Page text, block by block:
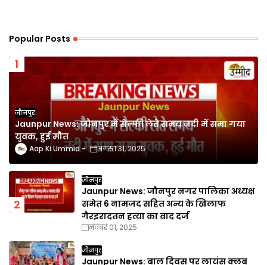
Popular Posts
जौनपुर
Jaunpur News: जौनपुर में सेल्फी लेते समय नदी में समा गया
युवक, हुई मौत
Aap Ki Ummid अगस्त 31, 2025
जौनपुर
Jaunpur News: जौनपुर नगर पालिका अध्यक्ष
समेत 6 नामजद सहित अन्य के खिलाफ
गैरइरादतन हत्या का वाद दर्ज
नवंबर 01, 2025
जौनपुर
Jaunpur News: बाल दिवस पर लायंस क्लब